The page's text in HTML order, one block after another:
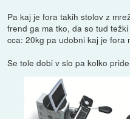
Pa kaj je fora takih stolov z
frend ga ma tko, da so tud
cca: 20kg pa udobni kaj je fora
Se tole dobi v slo pa kolko